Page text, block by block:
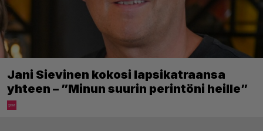
Jani Sievinen kokosi lapsikatraansa
yhteen – ”Minun suurin perintöni heille”